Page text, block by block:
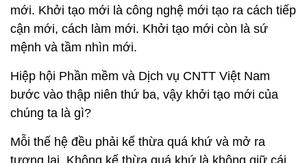
mới. Khởi tạo mới là công nghệ mới tạo ra cách tiếp
cận mới, cách làm mới. Khởi tạo mới còn là sứ
mệnh và tầm nhìn mới.
Hiệp hội Phần mềm và Dịch vụ CNTT Việt Nam
bước vào thập niên thứ ba, vậy khởi tạo mới của
chúng ta là gì?
Mỗi thế hệ đều phải kế thừa quá khứ và mở ra